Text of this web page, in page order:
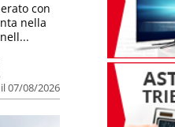
il 07/08/2026
con
nella